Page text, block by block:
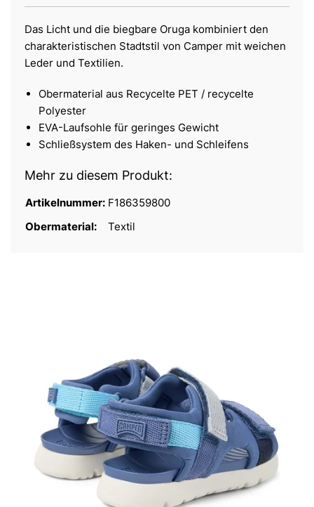
Das Licht und die biegbare Oruga kombiniert den
charakteristischen Stadtstil von Camper mit weichen
Leder und Textilien.
Obermaterial aus Recycelte PET / recycelte
Polyester
EVA-Laufsohle für geringes Gewicht
Schließsystem des Haken- und Schleifens
Mehr zu diesem Produkt:
Artikelnummer: F186359800
Obermaterial:
Textil